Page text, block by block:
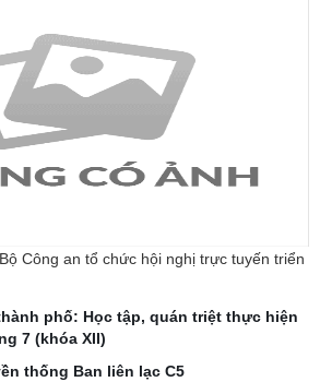
Công an tổ chức hội nghị trực tuyến triển
phố: Học tập, quán triệt thực hiện
7 (khóa XII)
thống Ban liên lạc C5